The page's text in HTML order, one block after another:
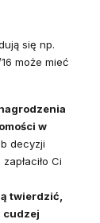
się np.
może mieć
w
decyzji
Ci
twierdzić,
cudzej